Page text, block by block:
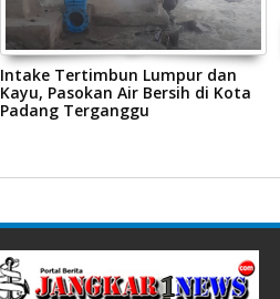
Intake Tertimbun Lumpur dan
Kayu, Pasokan Air Bersih di Kota
Padang Terganggu